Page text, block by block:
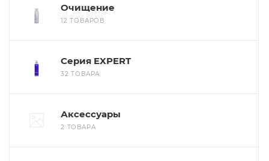
Очищение
12 ТОВАРОВ
Серия EXPERT
32 ТОВАРА
Аксессуары
2 ТОВАРА